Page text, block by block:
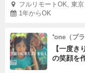
フルリモートOK, 東
1年からOK
⁺one（プラ
【一度き
の笑顔を